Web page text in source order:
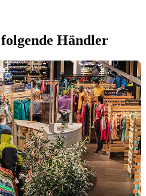
Händler